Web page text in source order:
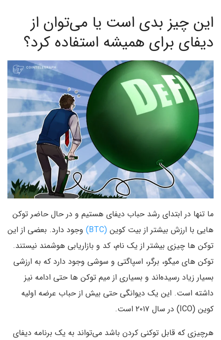
این چیز بدی است یا می‌توان از
دیفای برای همیشه استفاده کرد؟
ما تنها در ابتدای رشد حباب دیفای هستیم و در حال حاضر توکن‌
هایی با ارزش بیشتر از بیت کوین (BTC)
وجود دارد. بعضی از این
توکن ها چیزی بیشتر از یک نام، کد و بازاریابی هوشمند نیستند.
توکن های میگو، برگر، اسپاگتی و سوشی وجود دارد که به ارزشی
بسیار زیاد رسیده‌اند و بسیاری از میم توکن ها حتی ادامه نیز
داشته است. این یک دیوانگی حتی بیش از حباب عرضه اولیه
کوین (ICO) در سال ۲۰۱۷ است.
هرچیزی که قابل توکنی کردن باشد می‌تواند به یک برنامه دیفای